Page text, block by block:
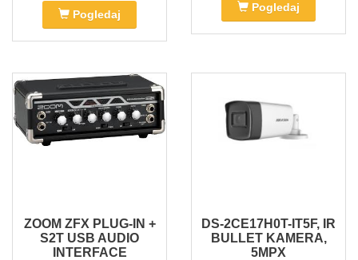
Pogledaj
Pogledaj
ZOOM ZFX PLUG-IN +
S2T USB AUDIO
INTERFACE
DS-2CE17H0T-IT5F, IR
BULLET KAMERA,
5MPX